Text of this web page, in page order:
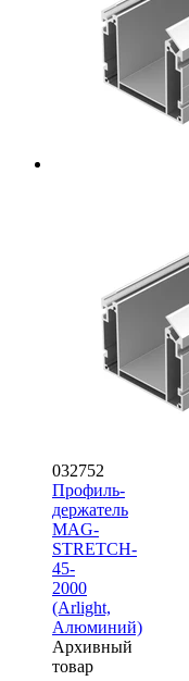
032752
Профиль-
держатель
MAG-
STRETCH-
45-
2000
(Arlight,
Алюминий)
Архивный
товар